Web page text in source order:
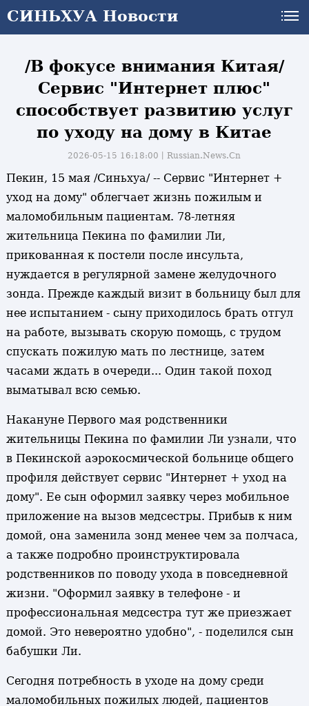
СИНЬХУА Новости
СИНЬХУА Новости
/В фокусе внимания Китая/
Сервис "Интернет плюс"
способствует развитию услуг
по уходу на дому в Китае
2026-05-15 16:18:00丨Russian.News.Cn
Пекин, 15 мая /Синьхуа/ -- Сервис "Интернет +
уход на дому" облегчает жизнь пожилым и
маломобильным пациентам. 78-летняя
жительница Пекина по фамилии Ли,
прикованная к постели после инсульта,
нуждается в регулярной замене желудочного
зонда. Прежде каждый визит в больницу был для
нее испытанием - сыну приходилось брать отгул
на работе, вызывать скорую помощь, с трудом
спускать пожилую мать по лестнице, затем
часами ждать в очереди... Один такой поход
выматывал всю семью.
Накануне Первого мая родственники
жительницы Пекина по фамилии Ли узнали, что
в Пекинской аэрокосмической больнице общего
профиля действует сервис "Интернет + уход на
дому". Ее сын оформил заявку через мобильное
приложение на вызов медсестры. Прибыв к ним
домой, она заменила зонд менее чем за полчаса,
а также подробно проинструктировала
родственников по поводу ухода в повседневной
жизни. "Оформил заявку в телефоне - и
профессиональная медсестра тут же приезжает
домой. Это невероятно удобно", - поделился сын
бабушки Ли.
Сегодня потребность в уходе на дому среди
маломобильных пожилых людей, пациентов